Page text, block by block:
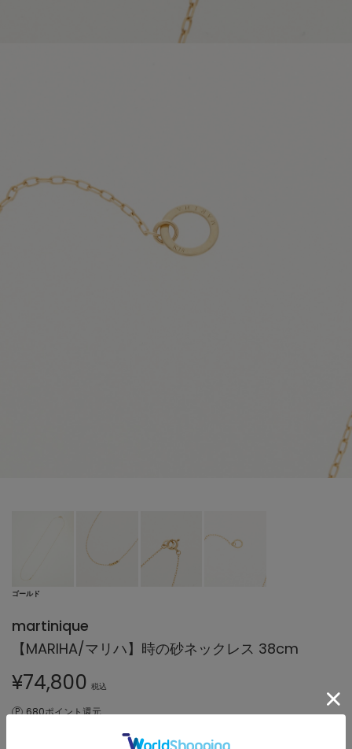
ゴールド
martinique
【MARIHA/マリハ】時の砂ネックレス 38cm
¥74,800 税込
680ポイント還元